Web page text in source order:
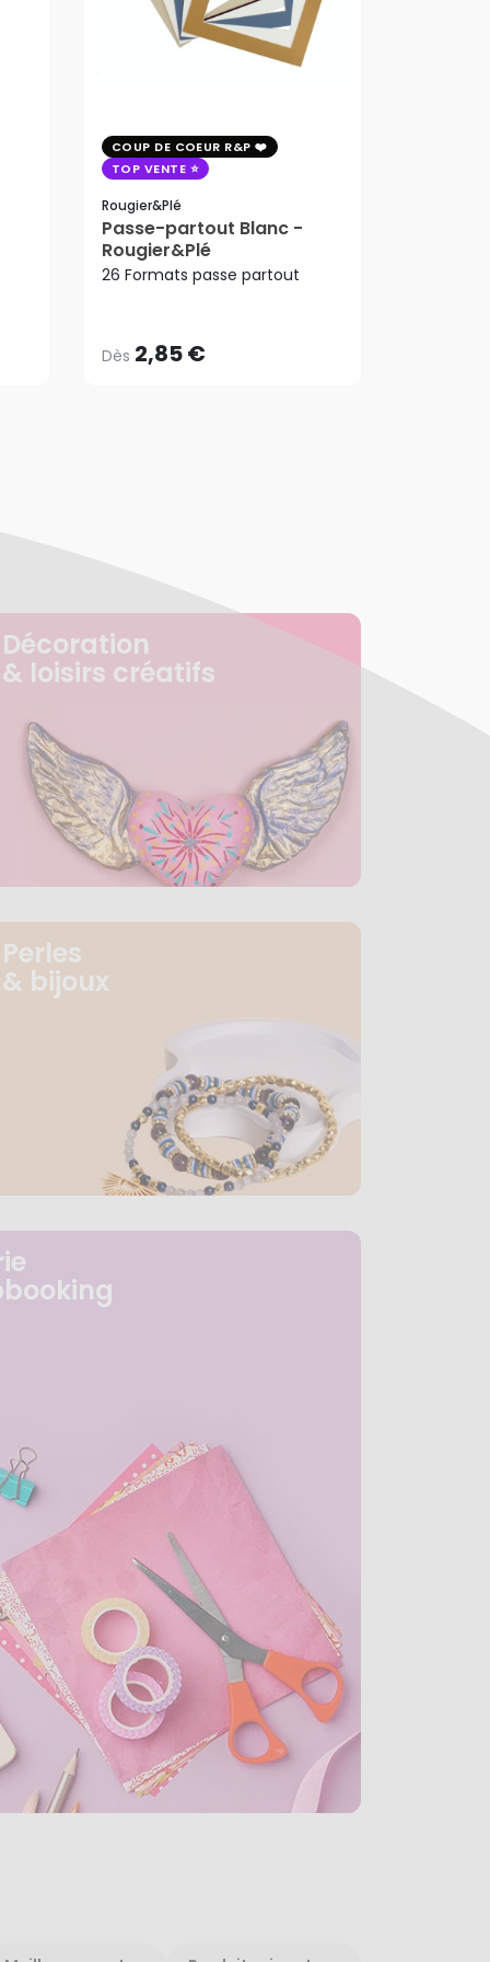
COUP DE COEUR R&P
TOP VENTE
Rougier&plé
Passe-partout Blanc -
Rougier&Plé
26 Formats passe partout
Dès 2,85 €
Dès2,85 €
Décoration
& loisirs créatifs
Perles
& bijoux